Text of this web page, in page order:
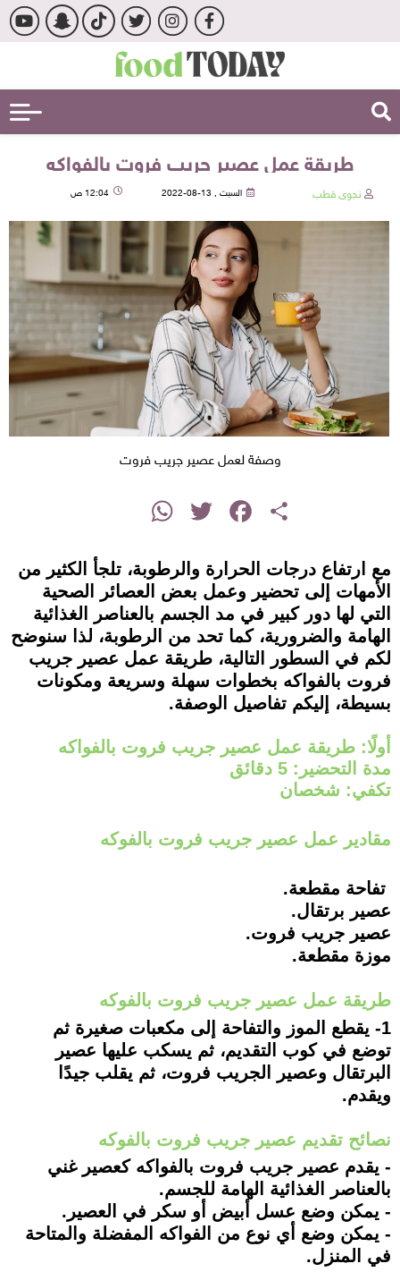
طريقة عمل عصير جريب فروت بالفواكه
نجوى قطب السبت , 13-08-2022 12:04 ص
وصفة لعمل عصير جريب فروت
Share
Facebook
Twitter
WhatsApp
مع ارتفاع درجات الحرارة والرطوبة، تلجأ الكثير من
الأمهات إلى تحضير وعمل بعض العصائر الصحية
التي لها دور كبير في مد الجسم بالعناصر الغذائية
الهامة والضرورية، كما تحد من الرطوبة، لذا سنوضح
لكم في السطور التالية، طريقة عمل عصير جريب
فروت بالفواكه بخطوات سهلة وسريعة ومكونات
بسيطة، إليكم تفاصيل الوصفة.
أولًا: طريقة عمل عصير جريب فروت بالفواكه
مدة التحضير: 5 دقائق
تكفي: شخصان
مقادير عمل عصير جريب فروت بالفوكه
تفاحة مقطعة.
عصير برتقال.
عصير جريب فروت.
موزة مقطعة.
طريقة عمل عصير جريب فروت بالفوكه
1- يقطع الموز والتفاحة إلى مكعبات صغيرة ثم
توضع في كوب التقديم، ثم يسكب عليها عصير
البرتقال وعصير الجريب فروت، ثم يقلب جيدًا
ويقدم.
نصائح تقديم عصير جريب فروت بالفوكه
- يقدم عصير جريب فروت بالفواكه كعصير غني
بالعناصر الغذائية الهامة للجسم.
- يمكن وضع عسل أبيض أو سكر في العصير.
- يمكن وضع أي نوع من الفواكه المفضلة والمتاحة
في المنزل.